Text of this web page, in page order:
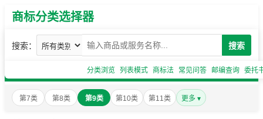
商标分类选择器
搜索： 搜索
分类浏览 列表模式 商标法 常见问答 邮编查询 委托
第7类 第8类 第9类 第10类 第11类 更多 ▾